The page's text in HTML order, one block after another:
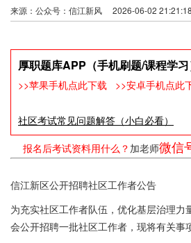
来源：公众号：信江新风 2026-06-02 21:21:18
厚职题库APP（手机刷题/课程学习
>>苹果手机点此下载 >>安卓手机点此
社区考试常见问题解答（小白必看）
报名后考试资料用什么？ 加老师微信
信江新区公开招聘社区工作者公告
为充实社区工作者队伍，优化基层治理力
会公开招聘一批社区工作者，现将有关事